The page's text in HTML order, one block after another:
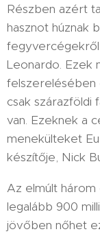
Részben azért
hasznot húznak
fegyvercégekről
Leonardo. Ezek
felszerelésében
csak szárazföldi
van. Ezeknek a
menekülteket
készítője, Nick
Az elmúlt három
legalább 900
jövőben nőhet